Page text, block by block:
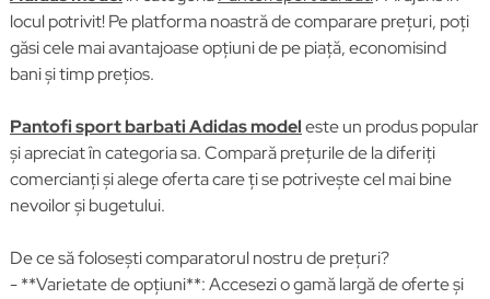
locul potrivit! Pe platforma noastră de comparare prețuri, poți
găsi cele mai avantajoase opțiuni de pe piață, economisind
bani și timp prețios.
Pantofi sport barbati Adidas modeleste un produs popular
și apreciat în categoria sa. Compară prețurile de la diferiți
comercianți și alege oferta care ți se potrivește cel mai bine
nevoilor și bugetului.
De ce să folosești comparatorul nostru de prețuri?
- **Varietate de opțiuni**: Accesezi o gamă largă de oferte și